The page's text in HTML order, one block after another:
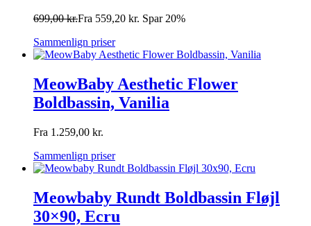
699,00kr.Fra 559,20 kr. Spar 20%
Sammenlign priser
MeowBaby Aesthetic Flower
Boldbassin, Vanilia
Fra 1.259,00 kr.
Sammenlign priser
Meowbaby Rundt Boldbassin Fløjl
30×90, Ecru